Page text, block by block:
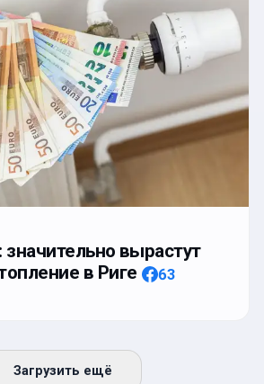
вырастут
в Риге
63
Загрузить ещё